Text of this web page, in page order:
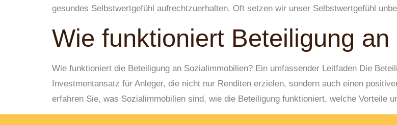
gesundes Selbstwertgefühl aufrechtzuerhalten. Oft setzen wir unser Selbstwertgefühl
Wie funktioniert Beteiligung
Wie funktioniert die Beteiligung an Sozialimmobilien? Ein umfassender Leitfaden Die
Investmentansatz für Anleger, die nicht nur Renditen erzielen, sondern auch einen
erfahren Sie, was Sozialimmobilien sind, wie die Beteiligung funktioniert, welche Vorteile